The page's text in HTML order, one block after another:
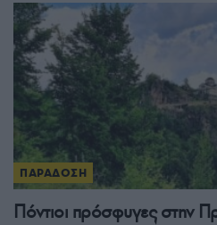
ΠΑΡΑΔΟΣΗ
Πόντιοι πρόσφυγες στην